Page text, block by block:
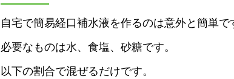
自宅で簡易経口補水液を作るのは意外と簡単で
必要なものは水、食塩、砂糖です。
以下の割合で混ぜるだけです。